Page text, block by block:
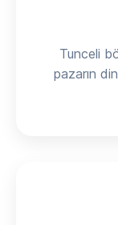
Tunceli
pazarın